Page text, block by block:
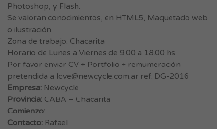
Photoshop, y Flash.
Se valoran conocimientos, en HTML5, Maquetado web
o ilustración.
Zona de trabajo: Chacarita
Horario de Lunes a Viernes de 9.00 a 18.00 hs.
Por favor enviar CV + Portfolio + remumeración
pretendida a love@newcycle.com.ar ref: DG-2016
Empresa: Newcycle
Provincia: CABA – Chacarita
Comienzo:
Contacto: Rafael